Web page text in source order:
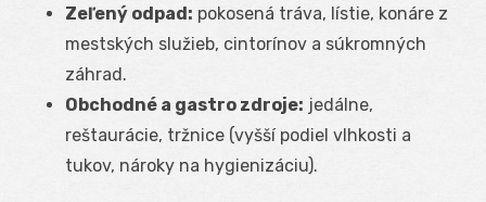
Zeľený odpad: pokosená tráva, lístie, konáre z
mestských služieb, cintorínov a súkromných
záhrad.
Obchodné a gastro zdroje: jedálne,
reštaurácie, tržnice (vyšší podiel vlhkosti a
tukov, nároky na hygienizáciu).